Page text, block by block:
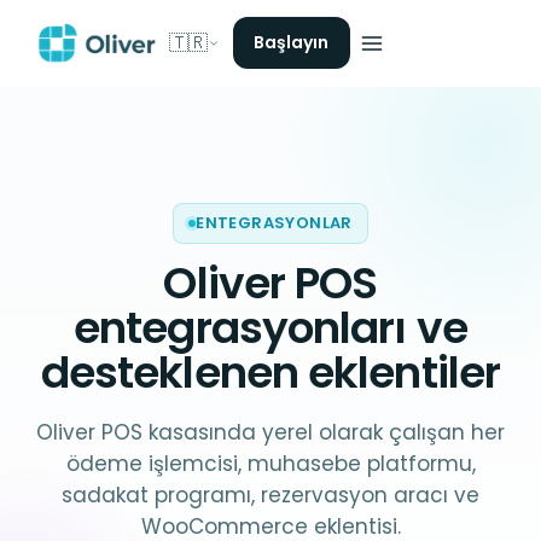
🇹🇷 Başlayın
ENTEGRASYONLAR
Oliver POS
entegrasyonlarıve
desteklenen eklentiler
Oliver POS kasasında yerel olarak çalışan her
ödeme işlemcisi, muhasebe platformu,
sadakat programı, rezervasyon aracı ve
WooCommerce eklentisi.